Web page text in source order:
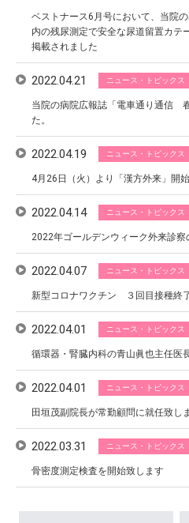
ベストナース6月号において、当院
内の残尿測定で安全な尿道留置カテ
掲載されました
2022.04.21 ニュース・トピックス
当院の病院広報誌「電車通り通信
た。
2022.04.19 ニュース・トピックス
4月26日（火）より「漢方外来」開始
2022.04.14 ニュース・トピックス
2022年ゴールデンウィーク外来診察
2022.04.07 ニュース・トピックス
新型コロナワクチン ３回目接種終
2022.04.01 ニュース・トピックス
循環器・腎臓内科の青山眞也主任医
2022.04.01 ニュース・トピックス
田垣茂副院長が常勤顧問に就任致し
2022.03.31 ニュース・トピックス
骨密度測定検査を開始致します